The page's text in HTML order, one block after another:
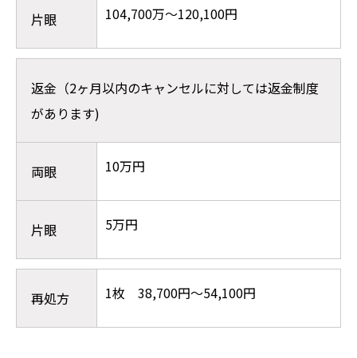
片眼 104,700万～120,100円
返金（2ヶ月以内のキャンセルに対しては返金制度
があります)
両眼 10万円
片眼 5万円
再処方 1枚 38,700円～54,100円